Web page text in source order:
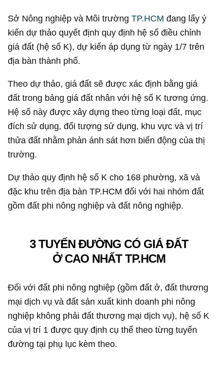
Sở Nông nghiệp và Môi trườngTP.HCM đang lấy ý
kiến dự thảo quyết định quy định hệ số điều chỉnh
giá đất (hệ số K), dự kiến áp dụng từ ngày 1/7 trên
địa bàn thành phố.
Theo dự thảo, giá đất sẽ được xác định bằng giá
đất trong bảng giá đất nhân với hệ số K tương ứng.
Hệ số này được xây dựng theo từng loại đất, mục
đích sử dụng, đối tượng sử dụng, khu vực và vị trí
thửa đất nhằm phản ánh sát hơn biến động của thị
trường.
Dự thảo quy định hệ số K cho 168 phường, xã và
đặc khu trên địa bàn TP.HCM đối với hai nhóm đất
gồm đất phi nông nghiệp và đất nông nghiệp.
3 TUYẾN ĐƯỜNG CÓ GIÁ ĐẤT
Ở CAO NHẤT TP.HCM
Đối với đất phi nông nghiệp (gồm đất ở, đất thương
mại dịch vụ và đất sản xuất kinh doanh phi nông
nghiệp không phải đất thương mại dịch vụ), hệ số K
của vị trí 1 được quy định cụ thể theo từng tuyến
đường tại phụ lục kèm theo.